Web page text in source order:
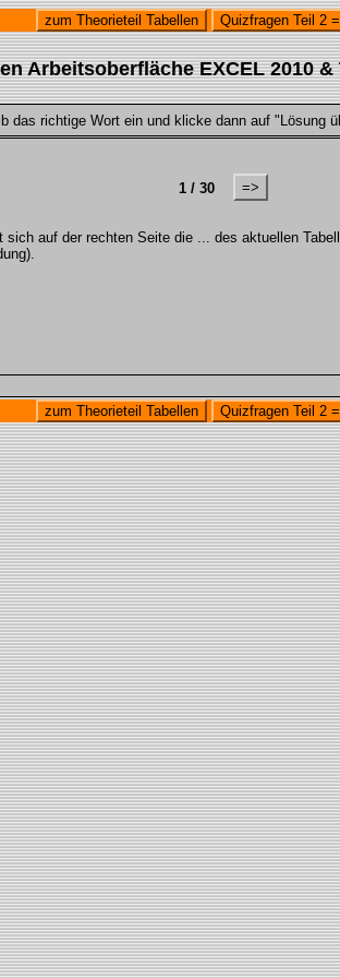
zum Theorieteil Tabellen Quizfragen Teil 2
Arbeitsoberfläche EXCEL 2010 &
das richtige Wort ein und klicke dann auf "Lösung
1 / 30
=>
auf der rechten Seite die ... des aktuellen
zum Theorieteil Tabellen Quizfragen Teil 2